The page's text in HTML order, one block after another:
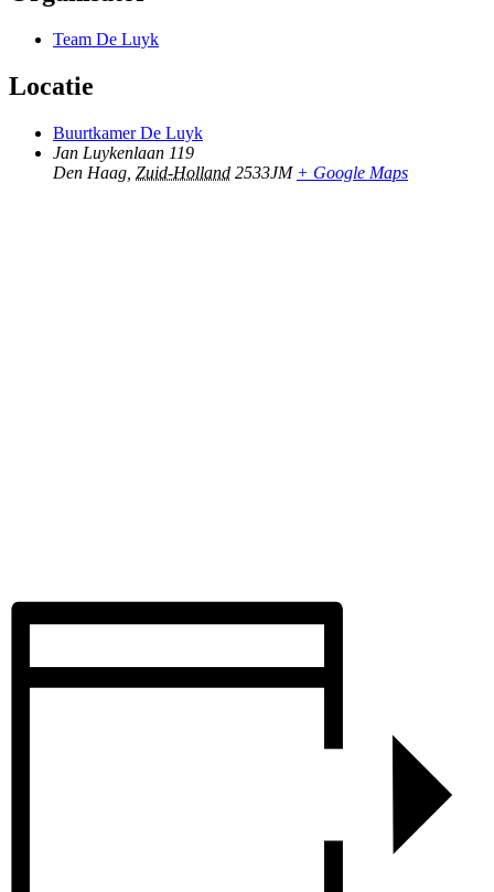
Team De Luyk
Locatie
Buurtkamer De Luyk
Jan Luykenlaan 119
Den Haag Zuid-Holland 2533JM + Google Maps